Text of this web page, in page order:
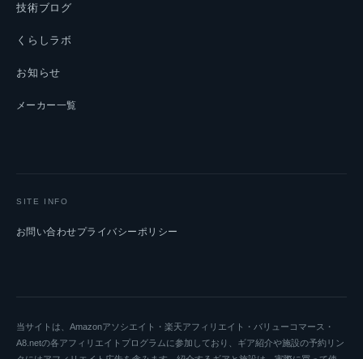
技術ブログ
くらしラボ
お知らせ
メーカー一覧
SITE INFO
お問い合わせプライバシーポリシー
当サイトは、Amazonアソシエイト・楽天アフィリエイト・バリューコマース・
A8.netの各アフィリエイトプログラムに参加しており、ギア紹介や施設の予約リン